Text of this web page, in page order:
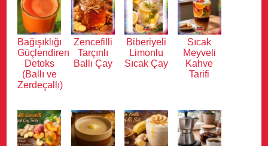
Bağışıklığı
Güçlendiren
Detoks
(Ballı ve
Zerdeçallı)
Zencefilli
Tarçınlı
Ballı Çay
Biberiyeli
Limonlu
Sıcak Çay
Sıcak
Meyveli
Kahve
Tarifi